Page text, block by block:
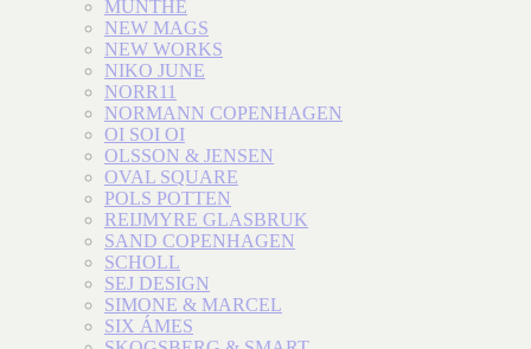
MUNTHE
NEW MAGS
NEW WORKS
NIKO JUNE
NORR11
NORMANN COPENHAGEN
OI SOI OI
OLSSON & JENSEN
OVAL SQUARE
POLS POTTEN
REIJMYRE GLASBRUK
SAND COPENHAGEN
SCHOLL
SEJ DESIGN
SIMONE & MARCEL
SIX ÁMES